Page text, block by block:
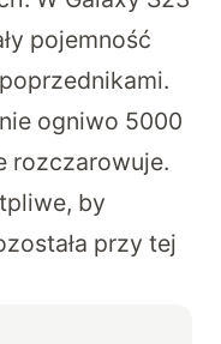
pojemność
ogniwo 5000
rozczarowuje.
by
przy tej